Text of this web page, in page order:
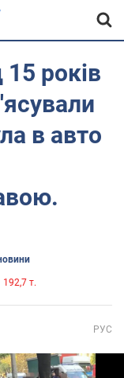
років
в авто
192,7 т.
РУС